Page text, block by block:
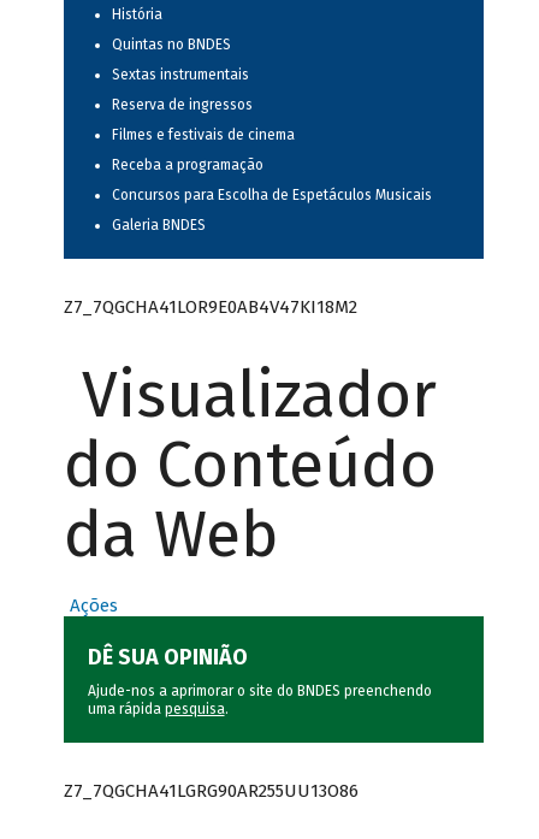
História
Quintas no BNDES
Sextas instrumentais
Reserva de ingressos
Filmes e festivais de cinema
Receba a programação
Concursos para Escolha de Espetáculos Musicais
Galeria BNDES
Z7_7QGCHA41LOR9E0AB4V47KI18M2
Visualizador
do Conteúdo
da Web
Ações
DÊ SUA OPINIÃO
Ajude-nos a aprimorar o site do BNDES preenchendo
uma rápida pesquisa.
Z7_7QGCHA41LGRG90AR255UU13O86